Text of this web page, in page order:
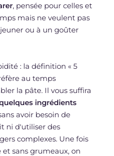
, pensée pour celles et
mais ne veulent pas
ou à un goûter
: la définition « 5
au temps
la pâte. Il vous suffira
ingrédients
avoir besoin de
ni d'utiliser des
complexes. Une fois
sans grumeaux, on